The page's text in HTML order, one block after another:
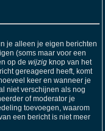
je alleen je eigen berichten
(soms maar voor een
op de wijzig knop van het
gereageerd heeft, komt
keer en wanneer je
niet verschijnen als nog
of moderator je
toevoegen, waarom
een bericht is niet meer